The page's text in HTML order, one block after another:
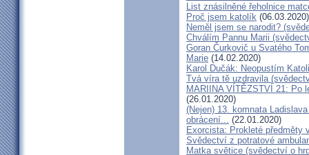
List znásilněné řeholnice
Proč jsem katolík (06.03.2020)
Neměl jsem se narodit?
Chválím Pannu Marii
Goran Čurkovič u Svatého
Marie (14.02.2020)
Karol Dučák: Neopustím
Tvá víra tě uzdravila
MARIINA VÍTĚZSTVÍ 21: Po
(26.01.2020)
(Nejen) 13. komnata
obrácení... (22.01.2020)
Exorcista: Prokleté předměty
Svědectví z potratové
Matka světice (svědectví o